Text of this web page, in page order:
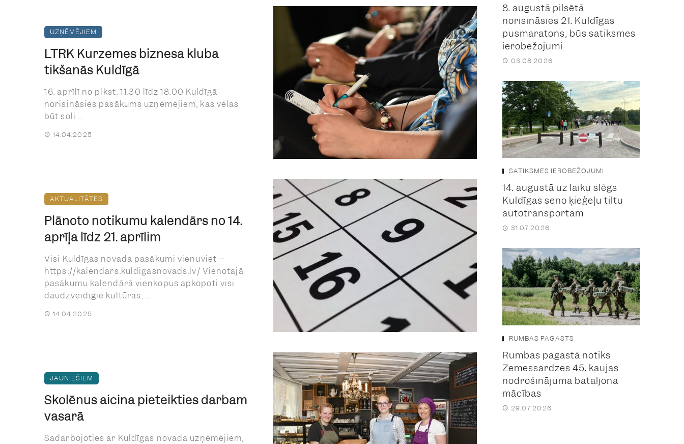
UZŅĒMĒJIEM
LTRK Kurzemes biznesa kluba
tikšanās Kuldīgā
16. aprīlī no plkst. 11.30 līdz 18.00 Kuldīgā
norisināsies pasākums uzņēmējiem, kas vēlas
būt soli ...
14.04.2025
AKTUALITĀTES
Plānoto notikumu kalendārs no 14.
aprīļa līdz 21. aprīlim
Visi Kuldīgas novada pasākumi vienuviet –
https://kalendars.kuldigasnovads.lv/ Vienotajā
pasākumu kalendārā vienkopus apkopoti visi
daudzveidīgie kultūras, ...
14.04.2025
JAUNIEŠIEM
Skolēnus aicina pieteikties darbam
vasarā
Sadarbojoties ar Kuldīgas novada uzņēmējiem,
8. augustā pilsētā
norisināsies 21. Kuldīgas
pusmaratons, būs satiksmes
ierobežojumi
03.08.2026
SATIKSMES IEROBEŽOJUMI
14. augustā uz laiku slēgs
Kuldīgas seno ķieģeļu tiltu
autotransportam
31.07.2026
RUMBAS PAGASTS
Rumbas pagastā notiks
Zemessardzes 45. kaujas
nodrošinājuma bataljona
mācības
29.07.2026